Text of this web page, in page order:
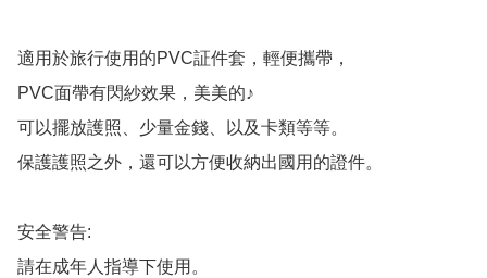
適用於旅行使用的PVC証件套，輕便攜帶，
PVC面帶有閃紗效果，美美的♪
可以擺放護照、少量金錢、以及卡類等等。
保護護照之外，還可以方便收納出國用的證件。
安全警告:
請在成年人指導下使用。